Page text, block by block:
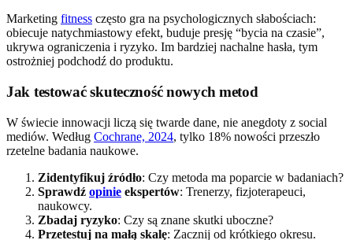
Marketing fitness często gra na psychologicznych słabościach:
obiecuje natychmiastowy efekt, buduje presję “bycia na czasie”,
ukrywa ograniczenia i ryzyko. Im bardziej nachalne hasła, tym
ostrożniej podchodź do produktu.
Jak testować skuteczność nowych metod
W świecie innowacji liczą się twarde dane, nie anegdoty z social
mediów. Według Cochrane, 2024, tylko 18% nowości przeszło
rzetelne badania naukowe.
Zidentyfikuj źródło: Czy metoda ma poparcie w badaniach?
Sprawdź opinie ekspertów: Trenerzy, fizjoterapeuci,
naukowcy.
Zbadaj ryzyko: Czy są znane skutki uboczne?
Przetestuj na małą skalę: Zacznij od krótkiego okresu.